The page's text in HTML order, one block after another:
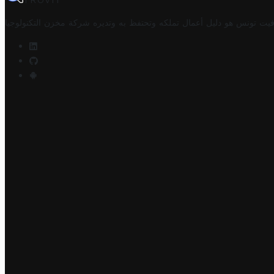
تونس هو دليل أعمال تملكه وتحتفظ به وتديره شركة مخزن التكنولوجيا